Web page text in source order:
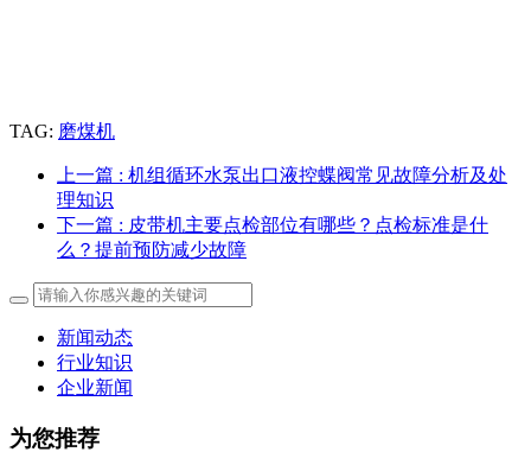
TAG: 磨煤机
上一篇 : 机组循环水泵出口液控蝶阀常见故障分析及处
理知识
下一篇 : 皮带机主要点检部位有哪些？点检标准是什
么？提前预防减少故障
新闻动态
行业知识
企业新闻
为您推荐